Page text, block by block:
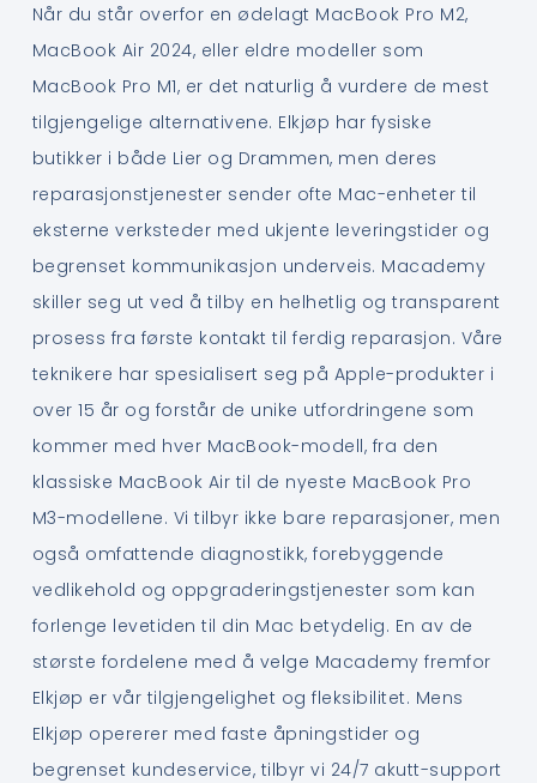
Når du står overfor en ødelagt MacBook Pro M2,
MacBook Air 2024, eller eldre modeller som
MacBook Pro M1, er det naturlig å vurdere de mest
tilgjengelige alternativene. Elkjøp har fysiske
butikker i både Lier og Drammen, men deres
reparasjonstjenester sender ofte Mac-enheter til
eksterne verksteder med ukjente leveringstider og
begrenset kommunikasjon underveis. Macademy
skiller seg ut ved å tilby en helhetlig og transparent
prosess fra første kontakt til ferdig reparasjon. Våre
teknikere har spesialisert seg på Apple-produkter i
over 15 år og forstår de unike utfordringene som
kommer med hver MacBook-modell, fra den
klassiske MacBook Air til de nyeste MacBook Pro
M3-modellene. Vi tilbyr ikke bare reparasjoner, men
også omfattende diagnostikk, forebyggende
vedlikehold og oppgraderingstjenester som kan
forlenge levetiden til din Mac betydelig. En av de
største fordelene med å velge Macademy fremfor
Elkjøp er vår tilgjengelighet og fleksibilitet. Mens
Elkjøp opererer med faste åpningstider og
begrenset kundeservice, tilbyr vi 24/7 akutt-support